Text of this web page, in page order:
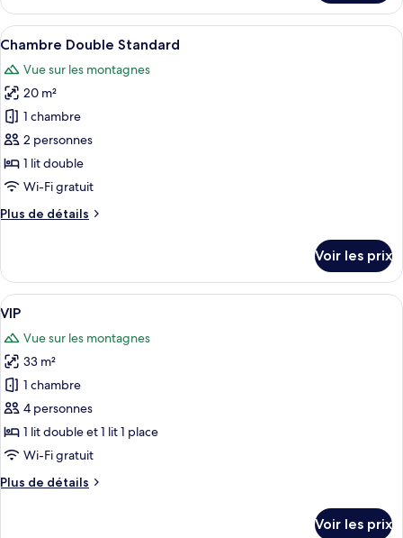
(Kitchen
&
Laundry
Available)
le
type
de
Family
Twin
Room
(Kitchen
&
Laundry
Available)
Afficher
toutes
les
photos
pour
ce
type
de
chambre :
Chambre
Une chambre d’hôtel équipée d’un
9
Chambre Double Standard
Vue sur les montagnes
20 m²
1 chambre
2 personnes
1 lit double
Wi-Fi gratuit
Plus de détails
Plus
le
type
de
Chambre
Double
Standard
Voir les prix
Afficher
toutes
les
photos
pour
ce
type
de
chambre :
VIP
Une chambre d’hôtel avec deux
19
VIP
Vue sur les montagnes
33 m²
1 chambre
4 personnes
1 lit double et 1 lit 1 place
Wi-Fi gratuit
Plus de détails
Plus
Voir les prix